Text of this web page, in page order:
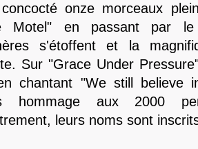
onze morceaux
Motel" en passant par
s'étoffent et la
Sur "Grace Under
chantant "We still believe
hommage aux 2000
leurs noms sont